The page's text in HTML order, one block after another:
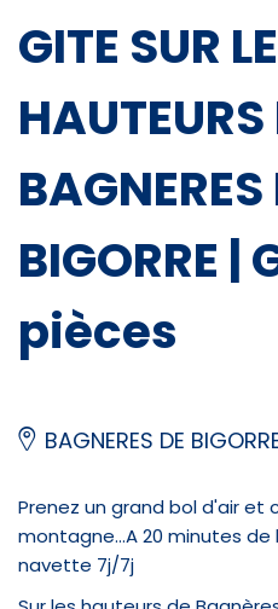
GITE SUR
HAUTEURS
BAGNERES
BIGORRE |
pièces
BAGNERES DE
Prenez un grand bol d'air et
montagne...A 20 minutes
navette 7j/7j
Équipements
Salle de bain
Douche
Lit double
Séche cheveux
Infrastructures